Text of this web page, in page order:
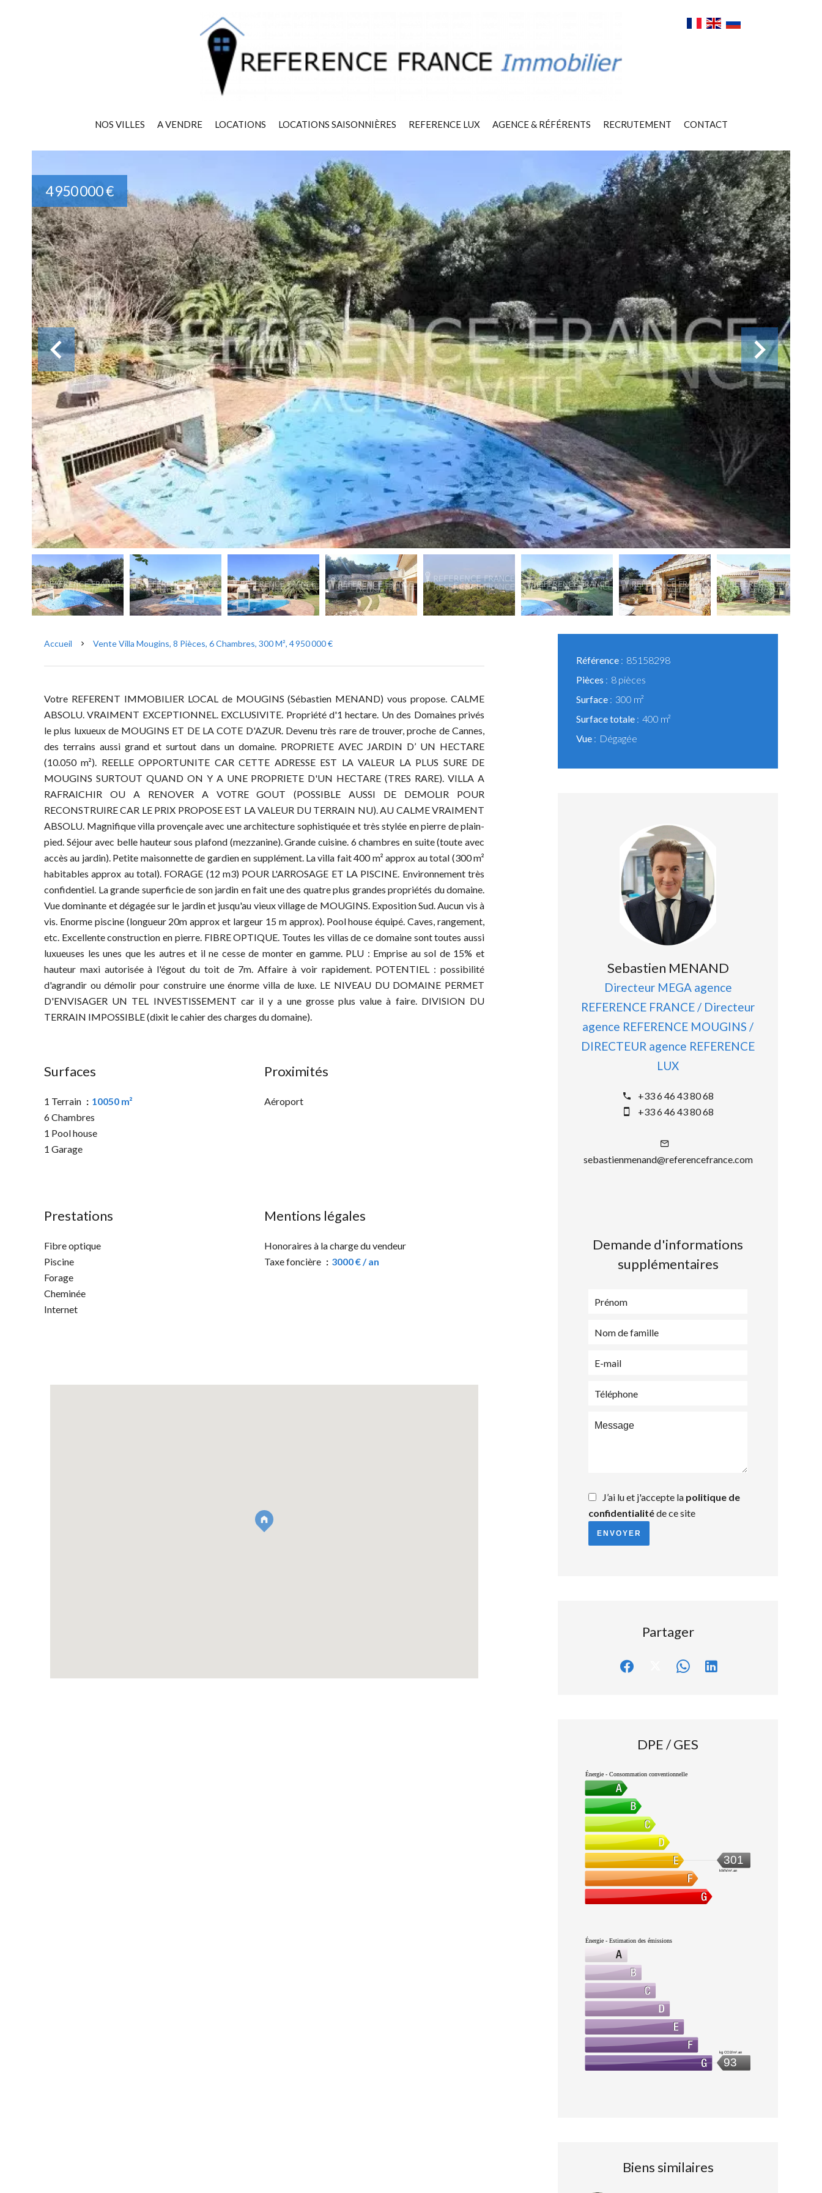
NOS VILLES A VENDRE LOCATIONS LOCATIONS SAISONNIÈRES REFERENCE LUX AGENCE & RÉFÉRENTS RECRUTEMENT CONTACT
4 950 000 €
Accueil Vente Villa Mougins, 8 Pièces, 6 Chambres, 300 M², 4 950 000 €
Votre REFERENT IMMOBILIER LOCAL de MOUGINS (Sébastien MENAND) vous propose. CALME
ABSOLU. VRAIMENT EXCEPTIONNEL. EXCLUSIVITE. Propriété d'1 hectare. Un des Domaines privés
le plus luxueux de MOUGINS ET DE LA COTE D'AZUR. Devenu très rare de trouver, proche de Cannes,
des terrains aussi grand et surtout dans un domaine. PROPRIETE AVEC JARDIN D’ UN HECTARE
(10.050 m²). REELLE OPPORTUNITE CAR CETTE ADRESSE EST LA VALEUR LA PLUS SURE DE
MOUGINS SURTOUT QUAND ON Y A UNE PROPRIETE D'UN HECTARE (TRES RARE). VILLA A
RAFRAICHIR OU A RENOVER A VOTRE GOUT (POSSIBLE AUSSI DE DEMOLIR POUR
RECONSTRUIRE CAR LE PRIX PROPOSE EST LA VALEUR DU TERRAIN NU). AU CALME VRAIMENT
ABSOLU. Magnifique villa provençale avec une architecture sophistiquée et très stylée en pierre de plain-
pied. Séjour avec belle hauteur sous plafond (mezzanine). Grande cuisine. 6 chambres en suite (toute avec
accès au jardin). Petite maisonnette de gardien en supplément. La villa fait 400 m² approx au total (300 m²
habitables approx au total). FORAGE (12 m3) POUR L'ARROSAGE ET LA PISCINE. Environnement très
confidentiel. La grande superficie de son jardin en fait une des quatre plus grandes propriétés du domaine.
Vue dominante et dégagée sur le jardin et jusqu'au vieux village de MOUGINS. Exposition Sud. Aucun vis à
vis. Enorme piscine (longueur 20m approx et largeur 15 m approx). Pool house équipé. Caves, rangement,
etc. Excellente construction en pierre. FIBRE OPTIQUE. Toutes les villas de ce domaine sont toutes aussi
luxueuses les unes que les autres et il ne cesse de monter en gamme. PLU : Emprise au sol de 15% et
hauteur maxi autorisée à l'égout du toit de 7m. Affaire à voir rapidement. POTENTIEL : possibilité
d'agrandir ou démolir pour construire une énorme villa de luxe. LE NIVEAU DU DOMAINE PERMET
D'ENVISAGER UN TEL INVESTISSEMENT car il y a une grosse plus value à faire. DIVISION DU
TERRAIN IMPOSSIBLE (dixit le cahier des charges du domaine).
Surfaces
1 Terrain
10050 m²
6 Chambres
1 Pool house
1 Garage
Proximités
Aéroport
Prestations
Fibre optique
Piscine
Forage
Cheminée
Internet
Mentions légales
Honoraires à la charge du vendeur
Taxe foncière
3000 € / an
Référence
85158298
Pièces
8 pièces
Surface
300 m²
Surface totale
400 m²
Vue
Dégagée
Sebastien MENAND
Directeur MEGA agence
REFERENCE FRANCE / Directeur
agence REFERENCE MOUGINS /
DIRECTEUR agence REFERENCE
LUX
+33 6 46 43 80 68
+33 6 46 43 80 68
sebastienmenand@referencefrance.com
Demande d'informations
supplémentaires
J’ai lu et j'accepte la politique de
confidentialitéde ce site
ENVOYER
Partager
DPE / GES
Énergie - Consommation conventionnelle
301
kWh/m².an
Énergie - Estimation des émissions
93
kg CO2/m².an
Biens similaires